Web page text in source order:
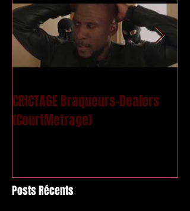
CRICTAGE Braqueurs-Dealers
(CourtMetrage)
Posts Récents